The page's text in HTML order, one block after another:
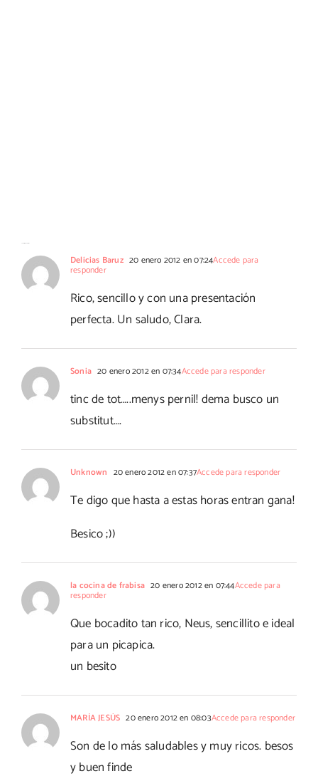
Delicias Baruz 20 enero 2012 en 07:24Accede para
responder
Rico, sencillo y con una presentación
perfecta. Un saludo, Clara.
Sonia 20 enero 2012 en 07:34Accede para responder
tinc de tot…..menys pernil! dema busco un
substitut….
Unknown 20 enero 2012 en 07:37Accede para responder
Te digo que hasta a estas horas entran gana!
Besico ;))
la cocina de frabisa 20 enero 2012 en 07:44Accede para
responder
Que bocadito tan rico, Neus, sencillito e ideal
para un picapica.
un besito
MARÍA JESÚS 20 enero 2012 en 08:03Accede para responder
Son de lo más saludables y muy ricos. besos
y buen finde